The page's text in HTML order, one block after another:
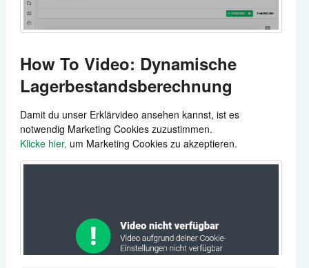
How To Video: Dynamische
Lagerbestandsberechnung
Damit du unser Erklärvideo ansehen kannst, ist es
notwendig Marketing Cookies zuzustimmen.
Klicke hier, um Marketing Cookies zu akzeptieren.